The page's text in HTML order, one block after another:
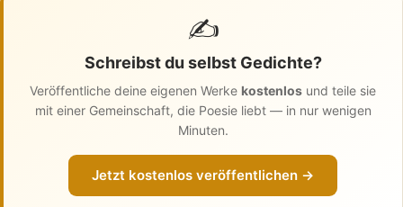
✍️
Schreibst du selbst Gedichte?
Veröffentliche deine eigenen Werke kostenlos und teile sie
mit einer Gemeinschaft, die Poesie liebt — in nur wenigen
Minuten.
Jetzt kostenlos veröffentlichen →